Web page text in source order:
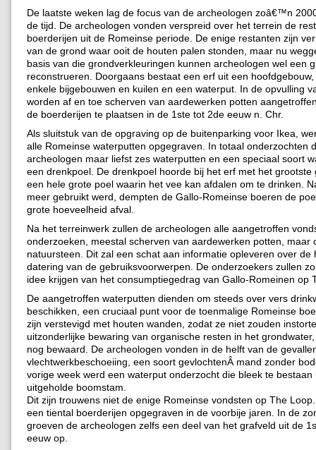
De laatste weken lag de focus van de archeologen zoâ€™n
de tijd. De archeologen vonden verspreid over het terrein de
boerderijen uit de Romeinse periode. De enige restanten zijn
van de grond waar ooit de houten palen stonden, maar nu
basis van die grondverkleuringen kunnen archeologen wel een
reconstrueren. Doorgaans bestaat een erf uit een
enkele bijgebouwen en kuilen en een waterput. In de opvulling
worden af en toe scherven van aardewerken potten
de boerderijen te plaatsen in de 1ste tot 2de eeuw n. Chr.
Als sluitstuk van de opgraving op de buitenparking voor Ikea,
alle Romeinse waterputten opgegraven. In totaal onderzochten
archeologen maar liefst zes waterputten en een speciaal soort
een drenkpoel. De drenkpoel hoorde bij het erf met het grootste
een hele grote poel waarin het vee kan afdalen om te drinken.
meer gebruikt werd, dempten de Gallo-Romeinse boeren de
grote hoeveelheid afval.
Na het terreinwerk zullen de archeologen alle aangetroffen
onderzoeken, meestal scherven van aardewerken potten, maar
natuursteen. Dit zal een schat aan informatie opleveren over de
datering van de gebruiksvoorwerpen. De onderzoekers zullen
idee krijgen van het consumptiegedrag van Gallo-Romeinen op
De aangetroffen waterputten dienden om steeds over vers
beschikken, een cruciaal punt voor de toenmalige Romeinse
zijn verstevigd met houten wanden, zodat ze niet zouden
uitzonderlijke bewaring van organische resten in het
nog bewaard. De archeologen vonden in de helft van de
vlechtwerkbeschoeiing, een soort gevlochtenÂ mand zonder
vorige week werd een waterput onderzocht die bleek te bestaan
uitgeholde boomstam.
Dit zijn trouwens niet de enige Romeinse vondsten op The
een tiental boerderijen opgegraven in de voorbije jaren. In de
groeven de archeologen zelfs een deel van het grafveld uit de
eeuw op.